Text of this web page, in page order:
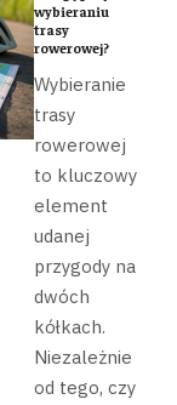
wybieraniu
trasy
rowerowej?
Wybieranie
trasy
rowerowej
to kluczowy
element
udanej
przygody na
dwóch
kółkach.
Niezależnie
od tego, czy